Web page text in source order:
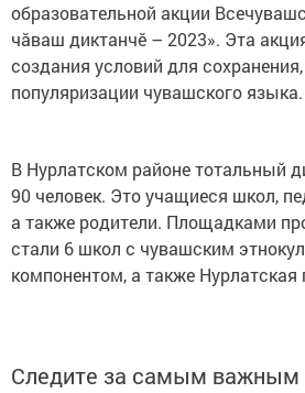
образовательной акции
чăваш диктанчĕ – 2023». Эта
создания условий для
популяризации чувашского языка.
В Нурлатском районе тотальный
90 человек. Это учащиеся школ,
а также родители. Площадками
стали 6 школ с чувашским
компонентом, а также Нурлатская
Следите за самым важным